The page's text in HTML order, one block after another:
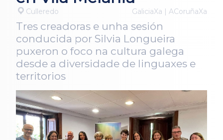
Culleredo GaliciaXa | ACoruñaXa
Tres creadoras e unha sesión
conducida por Silvia Longueira
puxeron o foco na cultura galega
desde a diversidade de linguaxes e
territorios